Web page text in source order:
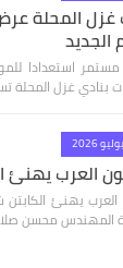
المحلة
استعدادا
بنادي غزل
العرب
العرب يهنئ
المهندس محسن